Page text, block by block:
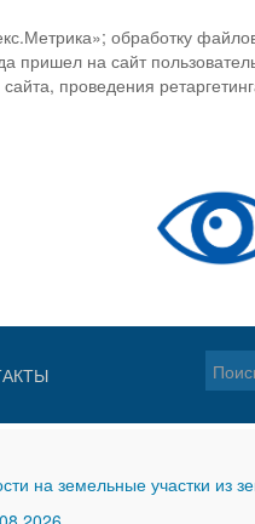
обработку
на сайт
проведения
на земельные участки из